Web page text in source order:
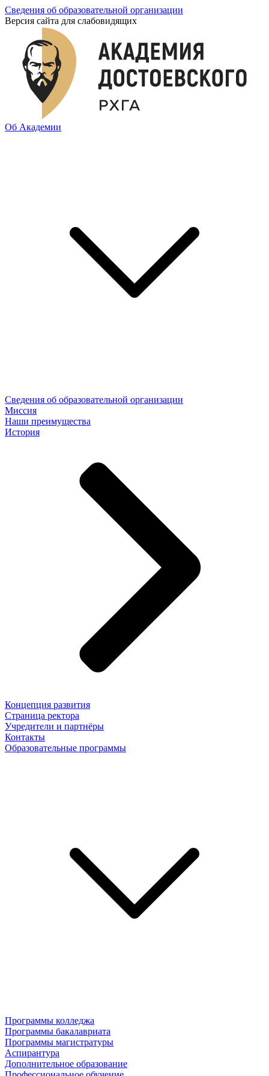
Сведения об образовательной организации
Версия сайта для слабовидящих
Об Академии
Сведения об образовательной организации
Миссия
Наши преимущества
История
Концепция развития
Страница ректора
Учредители и партнёры
Контакты
Образовательные программы
Программы колледжа
Программы бакалавриата
Программы магистратуры
Аспирантура
Дополнительное образование